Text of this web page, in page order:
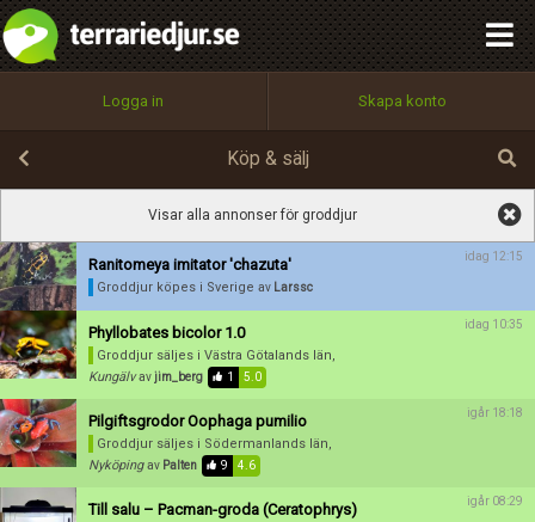
Logga in Skapa konto
Namn:
Beskrivning:
Alla Positiva Negativa
Betygsätt
Köp & sälj
Visar alla annonser för groddjur
Ranitomeya imitator 'chazuta'
Groddjur köpes i Sverige av Larssc
idag 12:15
Phyllobates bicolor 1.0
Groddjur säljes i Västra Götalands län,
Kungälv avjim_berg 1 5.0
idag 10:35
Pilgiftsgrodor Oophaga pumilio
Groddjur säljes i Södermanlands län,
Nyköping av Palten 9 4.6
igår 18:18
Till salu – Pacman-groda (Ceratophrys) igår 08:29
Utför
100%
OK
integritetspolicy
Namn:
Epost:
Användarnamn:
Lösenord:
Terms of Service
Begär nytt lösenord
Tillbaka till förstasidan